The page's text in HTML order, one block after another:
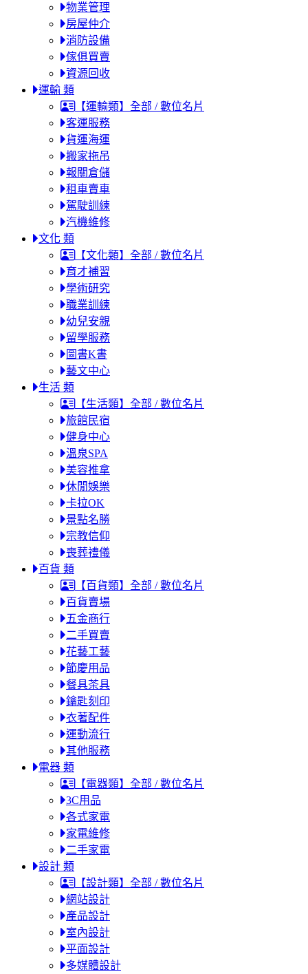
物業管理
房屋仲介
消防設備
傢俱買賣
資源回收
運輸 類
【運輸類】全部 / 數位名片
客運服務
貨運海運
搬家拖吊
報關倉儲
租車賣車
駕駛訓練
汽機維修
文化 類
【文化類】全部 / 數位名片
育才補習
學術研究
職業訓練
幼兒安親
留學服務
圖書K書
藝文中心
生活 類
【生活類】全部 / 數位名片
旅館民宿
健身中心
溫泉SPA
美容推拿
休閒娛樂
卡拉OK
景點名勝
宗教信仰
喪葬禮儀
百貨 類
【百貨類】全部 / 數位名片
百貨賣場
五金商行
二手買賣
花藝工藝
節慶用品
餐具茶具
鑰匙刻印
衣著配件
運動流行
其他服務
電器 類
【電器類】全部 / 數位名片
3C用品
各式家電
家電維修
二手家電
設計 類
【設計類】全部 / 數位名片
網站設計
產品設計
室內設計
平面設計
多媒體設計